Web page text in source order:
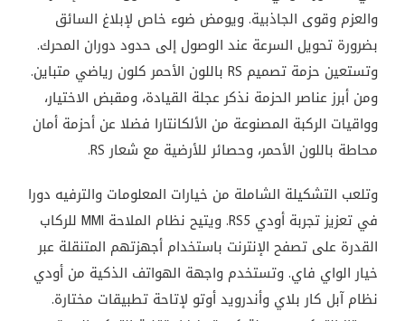
والعزم وقوى الجاذبية.ويومض ضوء خاص لإبلاغ السائق
بضرورة تحويل السرعة عند الوصول إلى حدود دوران المحرك.
وتستعين حزمة تصميم باللون الأحمر كلون رياضي متباين.
ومن أبرز عناصر الحزمة نذكر عجلة القيادة، ومقبض الاختيار،
وواقيات الركبة المصنوعة من الألكانتارا فضلا عن أحزمة أمان
محاطة باللون الأحمر، وحصائر للأرضية مع شعارRS.
وتلعب التشكيلة الشاملة من خيارات المعلومات والترفيه دورا
في تعزيزتجربة أودي RS5 .ويتيح نظام الملاحة
للركاب
القدرة على تصفح الإنترنت باستخدام أجهزتهم المتنقلة عبر
خيار الواي فاي.وتستخدم واجهة الهواتف الذكية من أودي
نظام آبل كار بلاي وأندرويدأوتو لإتاحة تطبيقات مختارة.